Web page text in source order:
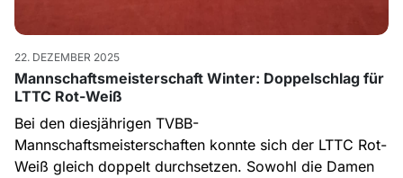
22. DEZEMBER 2025
Mannschaftsmeisterschaft Winter: Doppelschlag für
LTTC Rot-Weiß
Bei den diesjährigen TVBB-
Mannschaftsmeisterschaften konnte sich der LTTC Rot-
Weiß gleich doppelt durchsetzen. Sowohl die Damen